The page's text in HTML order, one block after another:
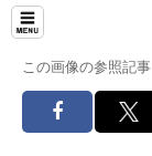
この画像の参照記事